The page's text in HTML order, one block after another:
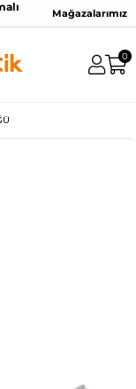
Mağazalarımız
0